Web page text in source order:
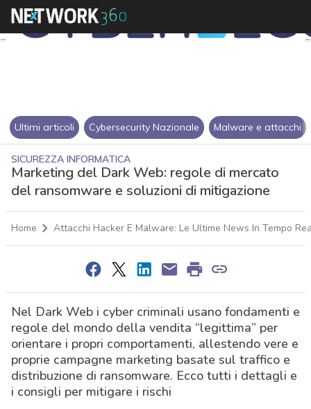
Ultimi articoli Cybersecurity Nazionale Malware e attacchi
SICUREZZA INFORMATICA
Marketing del Dark Web: regole di mercato
del ransomware e soluzioni di mitigazione
Home Attacchi Hacker E Malware: Le Ultime News In Tempo
Nel Dark Web i cyber criminali usano fondamenti e
regole del mondo della vendita “legittima” per
orientare i propri comportamenti, allestendo vere e
proprie campagne marketing basate sul traffico e
distribuzione di ransomware. Ecco tutti i dettagli e
i consigli per mitigare i rischi